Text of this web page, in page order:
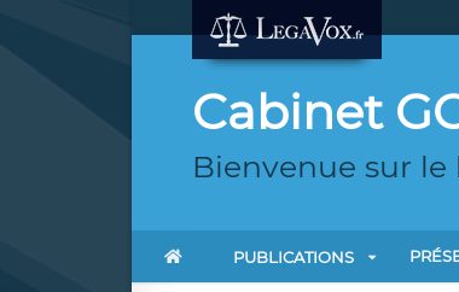
Cabinet
Bienvenue sur
PUBLICATIONS